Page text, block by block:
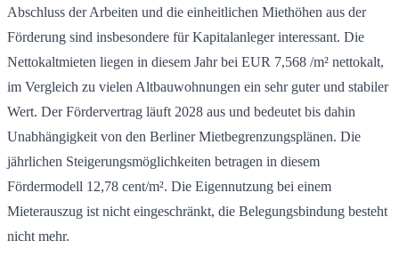
Abschluss der Arbeiten und die einheitlichen Miethöhen aus der
Förderung sind insbesondere für Kapitalanleger interessant. Die
Nettokaltmieten liegen in diesem Jahr bei EUR 7,568 /m² nettokalt,
im Vergleich zu vielen Altbauwohnungen ein sehr guter und stabiler
Wert. Der Fördervertrag läuft 2028 aus und bedeutet bis dahin
Unabhängigkeit von den Berliner Mietbegrenzungsplänen. Die
jährlichen Steigerungsmöglichkeiten betragen in diesem
Fördermodell 12,78 cent/m². Die Eigennutzung bei einem
Mieterauszug ist nicht eingeschränkt, die Belegungsbindung besteht
nicht mehr.